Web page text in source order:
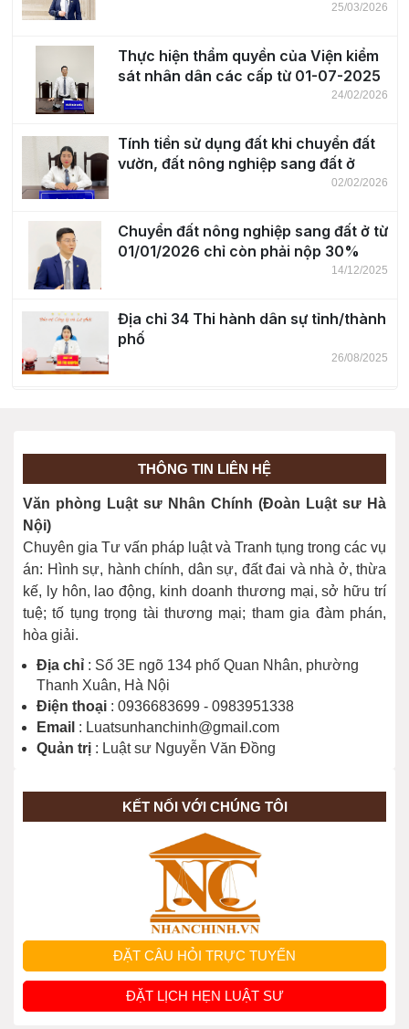
25/03/2026
Thực hiện thẩm quyền của Viện kiểm
sát nhân dân các cấp từ 01-07-2025
24/02/2026
Tính tiền sử dụng đất khi chuyển đất
vườn, đất nông nghiệp sang đất ở
02/02/2026
Chuyển đất nông nghiệp sang đất ở từ
01/01/2026 chỉ còn phải nộp 30%
14/12/2025
Địa chỉ 34 Thi hành dân sự tỉnh/thành
phố
26/08/2025
Thành lập 23 Viện kiểm sát nhân dân
cấp tỉnh
THÔNG TIN LIÊN HỆ
Văn phòng Luật sư Nhân Chính (Đoàn Luật sư Hà
Nội)
Chuyên gia Tư vấn pháp luật và Tranh tụng trong các vụ
án: Hình sự, hành chính, dân sự, đất đai và nhà ở, thừa
kế, ly hôn, lao động, kinh doanh thương mại, sở hữu trí
tuệ; tố tụng trọng tài thương mại; tham gia đàm phán,
hòa giải.
Địa chỉ : Số 3E ngõ 134 phố Quan Nhân, phường
Thanh Xuân, Hà Nội
Điện thoại : 0936683699 - 0983951338
Email : Luatsunhanchinh@gmail.com
Quản trị : Luật sư Nguyễn Văn Đồng
KẾT NỐI VỚI CHÚNG TÔI
ĐẶT CÂU HỎI TRỰC TUYẾN
ĐẶT LỊCH HẸN LUẬT SƯ